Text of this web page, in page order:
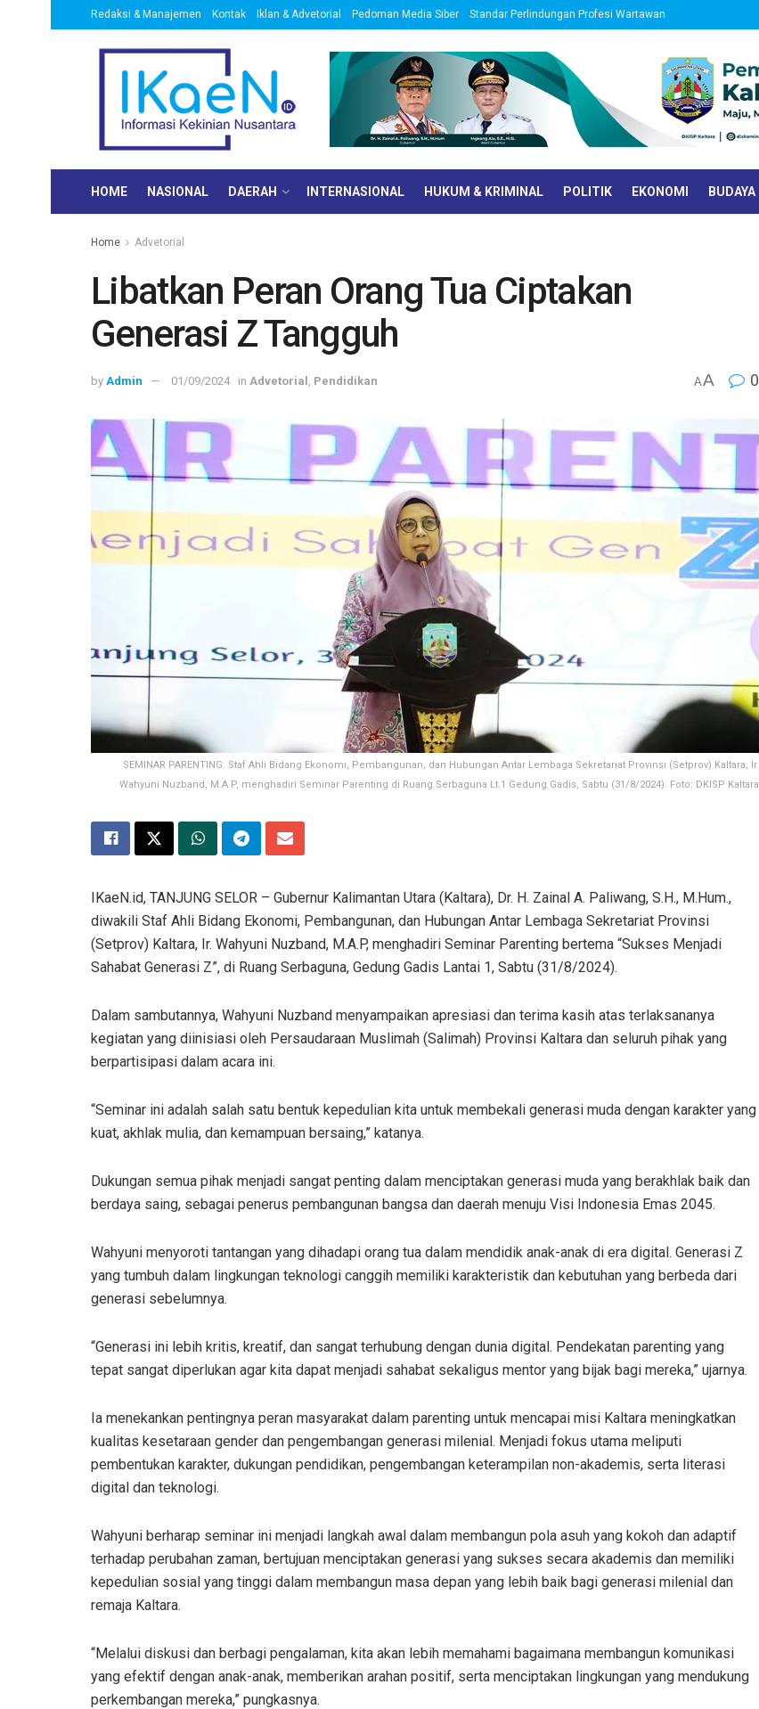
Redaksi & Manajemen Kontak Iklan & Advetorial Pedoman Media Siber Standar Perlindungan Profesi Wartawan
HOME NASIONAL DAERAH INTERNASIONAL HUKUM & KRIMINAL POLITIK EKONOMI BUDAYA
Home Advetorial
Libatkan Peran Orang Tua Ciptakan
Generasi Z Tangguh
by Admin 01/09/2024 in Advetorial Pendidikan AA 0
SEMINAR PARENTING: Staf Ahli Bidang Ekonomi, Pembangunan, dan Hubungan Antar Lembaga Sekretariat Provinsi (Setprov) Kaltara, Ir.
Wahyuni Nuzband, M.A.P, menghadiri Seminar Parenting di Ruang Serbaguna Lt.1 Gedung Gadis, Sabtu (31/8/2024). Foto: DKISP Kaltara
IKaeN.id, TANJUNG SELOR – Gubernur Kalimantan Utara (Kaltara), Dr. H. Zainal A. Paliwang, S.H., M.Hum.,
diwakili Staf Ahli Bidang Ekonomi, Pembangunan, dan Hubungan Antar Lembaga Sekretariat Provinsi
(Setprov) Kaltara, Ir. Wahyuni Nuzband, M.A.P, menghadiri Seminar Parenting bertema “Sukses Menjadi
Sahabat Generasi Z”, di Ruang Serbaguna, Gedung Gadis Lantai 1, Sabtu (31/8/2024).
Dalam sambutannya, Wahyuni Nuzband menyampaikan apresiasi dan terima kasih atas terlaksananya
kegiatan yang diinisiasi oleh Persaudaraan Muslimah (Salimah) Provinsi Kaltara dan seluruh pihak yang
berpartisipasi dalam acara ini.
“Seminar ini adalah salah satu bentuk kepedulian kita untuk membekali generasi muda dengan karakter yang
kuat, akhlak mulia, dan kemampuan bersaing,” katanya.
Dukungan semua pihak menjadi sangat penting dalam menciptakan generasi muda yang berakhlak baik dan
berdaya saing, sebagai penerus pembangunan bangsa dan daerah menuju Visi Indonesia Emas 2045.
Wahyuni menyoroti tantangan yang dihadapi orang tua dalam mendidik anak-anak di era digital. Generasi Z
yang tumbuh dalam lingkungan teknologi canggih memiliki karakteristik dan kebutuhan yang berbeda dari
generasi sebelumnya.
“Generasi ini lebih kritis, kreatif, dan sangat terhubung dengan dunia digital. Pendekatan parenting yang
tepat sangat diperlukan agar kita dapat menjadi sahabat sekaligus mentor yang bijak bagi mereka,” ujarnya.
Ia menekankan pentingnya peran masyarakat dalam parenting untuk mencapai misi Kaltara meningkatkan
kualitas kesetaraan gender dan pengembangan generasi milenial. Menjadi fokus utama meliputi
pembentukan karakter, dukungan pendidikan, pengembangan keterampilan non-akademis, serta literasi
digital dan teknologi.
Wahyuni berharap seminar ini menjadi langkah awal dalam membangun pola asuh yang kokoh dan adaptif
terhadap perubahan zaman, bertujuan menciptakan generasi yang sukses secara akademis dan memiliki
kepedulian sosial yang tinggi dalam membangun masa depan yang lebih baik bagi generasi milenial dan
remaja Kaltara.
“Melalui diskusi dan berbagi pengalaman, kita akan lebih memahami bagaimana membangun komunikasi
yang efektif dengan anak-anak, memberikan arahan positif, serta menciptakan lingkungan yang mendukung
perkembangan mereka,” pungkasnya.